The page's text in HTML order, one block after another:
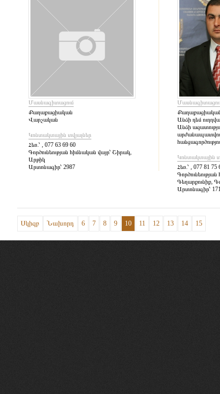
Մասնագիտացում
Քաղաքացիական
Վարչական
Կոնտակտային տվյալներ
Հեռ.՝ , 077 63 69 60
Գործունեության հիմնական վայր՝ Շիրակ,
Արթիկ
Արտոնագիր՝ 2987
Անձի դեմ
Անձի
Կոնտակտային
Հեռ.՝ , 077 81 75
Գեղարքունիք,
Արտոնագիր՝
Սկիզբ Նախորդ 6 7 8 9 10 11 12 13 14 15